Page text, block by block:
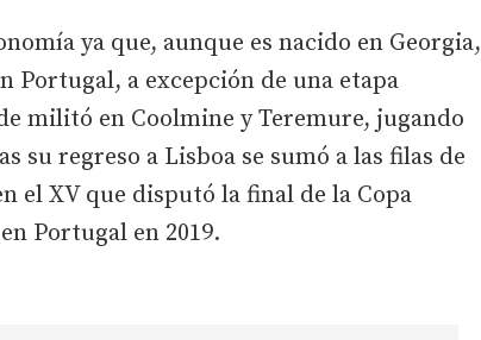
ya que, aunque es nacido en Georgia,
Portugal, a excepción de una etapa
militó en Coolmine y Teremure, jugando
su regreso a Lisboa se sumó a las filas de
el XV que disputó la final de la Copa
Portugal en 2019.